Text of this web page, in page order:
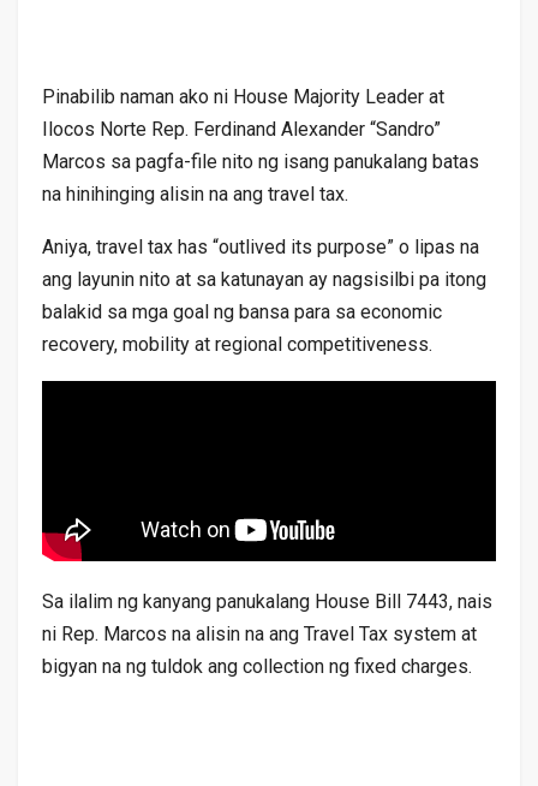
Pinabilib naman ako ni House Majority Leader at
Ilocos Norte Rep. Ferdinand Alexander “Sandro”
Marcos sa pagfa-file nito ng isang panukalang batas
na hinihinging alisin na ang travel tax.
Aniya, travel tax has “outlived its purpose” o lipas na
ang layunin nito at sa katunayan ay nagsisilbi pa itong
balakid sa mga goal ng bansa para sa economic
recovery, mobility at regional competitiveness.
Sa ilalim ng kanyang panukalang House Bill 7443, nais
ni Rep. Marcos na alisin na ang Travel Tax system at
bigyan na ng tuldok ang collection ng fixed charges.